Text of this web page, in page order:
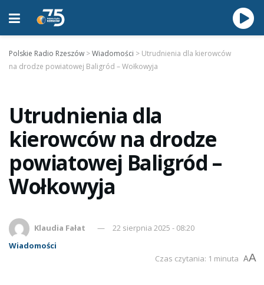
Polskie Radio Rzeszów >Wiadomości > Utrudnienia dla kierowców
na drodze powiatowej Baligród – Wołkowyja
Utrudnienia dla
kierowców na drodze
powiatowej Baligród –
Wołkowyja
Klaudia Fałat
22 sierpnia 2025 - 08:20
Wiadomości
Czas czytania: 1 minuta AA